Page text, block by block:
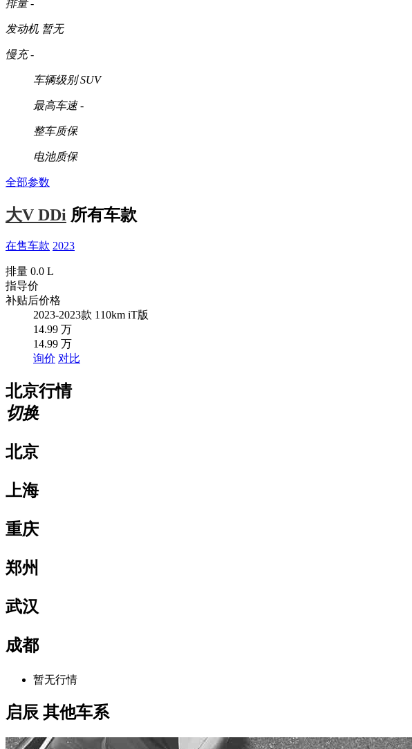
排量 -
发动机 暂无
慢充 -
车辆级别 SUV
最高车速 -
整车质保
电池质保
全部参数
大V DDi 所有车款
在售车款 2023
排量 0.0 L
指导价
补贴后价格
2023-2023款 110km iT版
14.99 万
14.99 万
询价 对比
北京行情
切换
北京
上海
重庆
郑州
武汉
成都
暂无行情
启辰 其他车系